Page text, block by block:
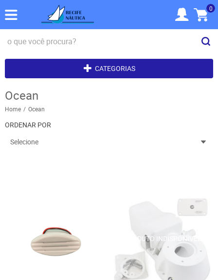
0
CATEGORIAS
Ocean
Home Ocean
ORDENAR POR
Selecione